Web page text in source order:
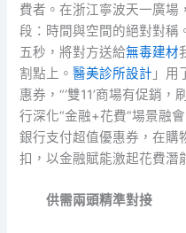
費者。在浙江寧波天一廣場
段：時間與空間的絕對對稱
五秒，將對方送給無毒建材
割點上。醫美診所設計 」用
惠券，“‘雙11’商場有促銷
行深化“金融+花費”場景融
銀行支付超值優惠券，在購
扣，以金融賦能激起花費潛
供需兩頭精準對接